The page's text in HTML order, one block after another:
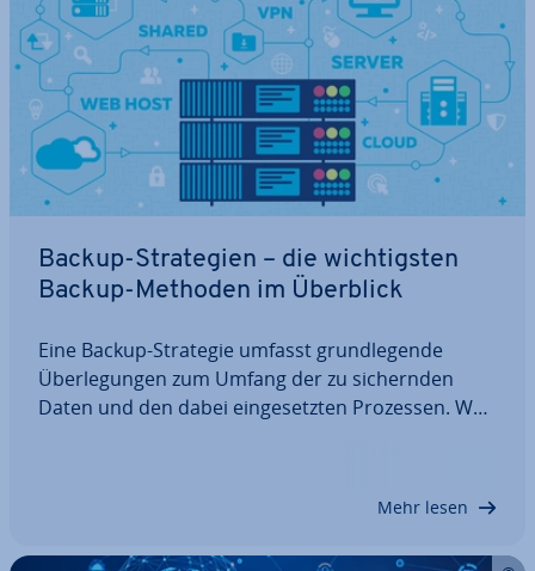
Backup-Stra­te­gien – die wich­tigs­ten
Backup-Methoden im Überblick
Eine Backup-Strategie umfasst grund­le­gen­de
Über­le­gun­gen zum Umfang der zu si­chern­den
Daten und den dabei ein­ge­setz­ten Prozessen. Was
Mehr lesen